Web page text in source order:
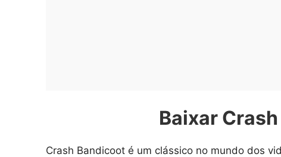
Baixar
Crash Bandicoot é um clássico no mundo dos